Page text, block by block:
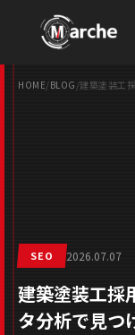
HOME/BLOG /建築塗装工
SEO 2026.07.07
建築塗装工採
タ分析で見つ